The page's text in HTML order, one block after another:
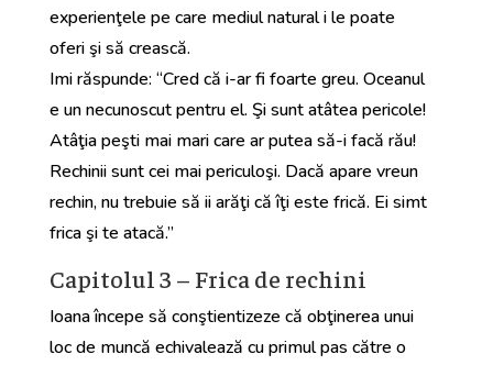
experienţele pe care mediul natural i le poate
oferi şi să crească.
Imi răspunde: “Cred că i-ar fi foarte greu. Oceanul
e un necunoscut pentru el. Şi sunt atâtea pericole!
Atâţia peşti mai mari care ar putea să-i facă rău!
Rechinii sunt cei mai periculoşi. Dacă apare vreun
rechin, nu trebuie să ii arăţi că îţi este frică. Ei simt
frica şi te atacă.”
Capitolul 3 – Frica de rechini
Ioana începe să conştientizeze că obţinerea unui
loc de muncă echivalează cu primul pas către o